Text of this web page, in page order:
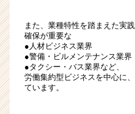
す
|
ベ
ン
また、業種特性を踏まえた実
確保が重要な
●人材ビジネス業界
●警備・ビルメンテナンス業界
●タクシー・バス業界など、
労働集約型ビジネスを中心に
ています。